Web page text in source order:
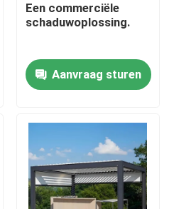
Een commerciële
schaduwoplossing.
Aanvraag sturen